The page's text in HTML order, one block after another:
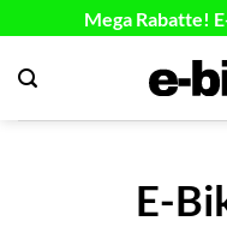
springen
Mega Rabatte!
E-